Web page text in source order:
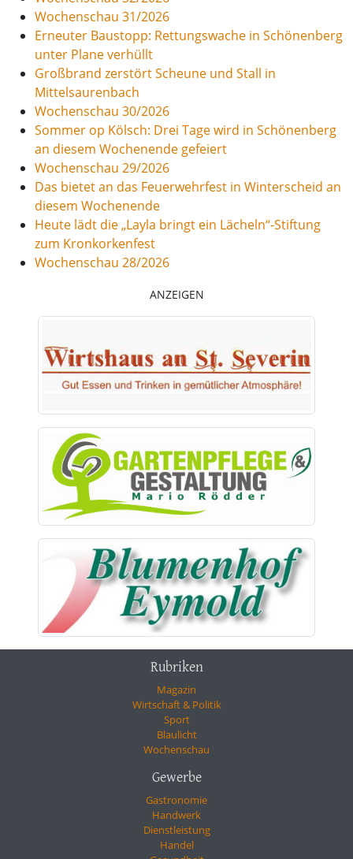
Wochenschau 31/2026
Erneuter Baustopp: Rettungswache in Schönenberg
unter Plane verhüllt
Großbrand zerstört Scheune und Stall in
Mittelsaurenbach
Wochenschau 30/2026
Sommer op Kölsch: Drei Tage wird in Schönenberg
an diesem Wochenende gefeiert
Wochenschau 29/2026
Das bietet an das Feuerwehrfest in Winterscheid an
diesem Wochenende
Heute lädt die „Layla bringt ein Lächeln“-Stiftung
zum Kronkorkenfest
Wochenschau 28/2026
ANZEIGEN
Rubriken
Magazin
Wirtschaft & Politik
Sport
Blaulicht
Wochenschau
Gewerbe
Gastronomie
Handwerk
Dienstleistung
Handel